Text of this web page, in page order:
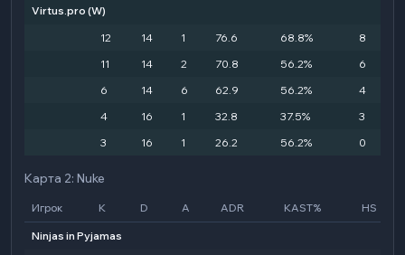
Virtus.pro (W)
12
14 1 76.6 68.8%
8
11
14 2 70.8 56.2%
6
6
14 6 62.9 56.2%
4
4
16 1 32.8 37.5%
3
3
16 1 26.2 56.2% 0
Карта 2: Nuke
Игрок K D A ADR KAST% HS
Ninjas in Pyjamas